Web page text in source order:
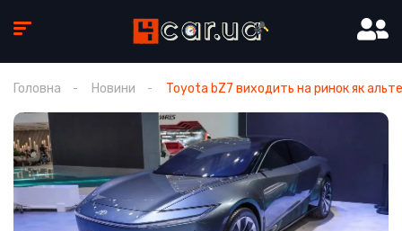
Головна Новини Toyota bZ7 виходить на ринок як